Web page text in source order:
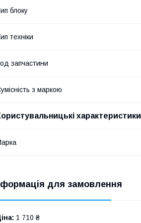
блоку
техніки
запчастини
з маркою
характеристики
для замовлення
1 710 ₴